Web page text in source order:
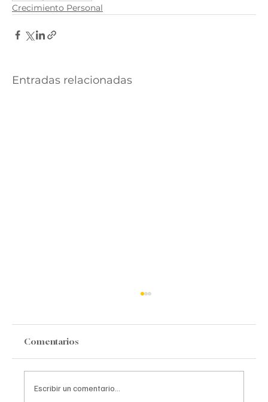
Crecimiento Personal
Entradas relacionadas
Comentarios
Escribir un comentario...